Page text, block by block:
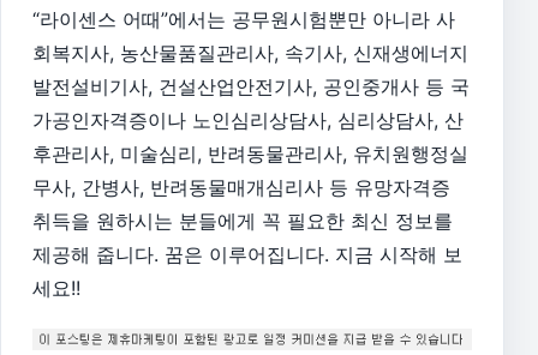
“라이센스 어때”에서는 공무원시험뿐만 아니라 사
회복지사, 농산물품질관리사, 속기사, 신재생에너지
발전설비기사, 건설산업안전기사, 공인중개사 등 국
가공인자격증이나 노인심리상담사, 심리상담사, 산
후관리사, 미술심리, 반려동물관리사, 유치원행정실
무사, 간병사, 반려동물매개심리사 등 유망자격증
취득을 원하시는 분들에게 꼭 필요한 최신 정보를
제공해 줍니다. 꿈은 이루어집니다. 지금 시작해 보
세요!!